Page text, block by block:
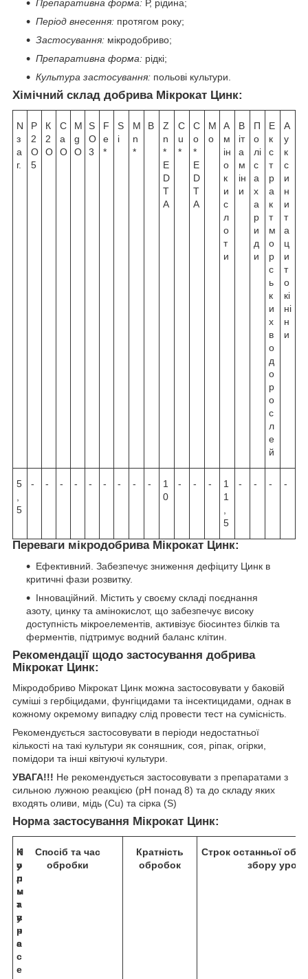
Препаративна форма: Р, рідина;
Період внесення: протягом року;
Застосування: мікродобриво;
Препаративна форма: рідкі;
Культура застосування: польові культури.
Хімічний склад добрива Мікрокат Цинк:
N
з
а
г.
Р
2
О
5
К
2
О
C
a
O
M
g
O
S
О
3
F
e
*
S
i
M
n
*
B
Z
n
*
E
D
T
A
C
u
*
С
o
*
E
D
T
A
M
o
А
м
ін
о
к
и
с
л
о
т
и
В
іт
а
м
ін
и
П
о
лі
с
а
х
а
р
и
д
и
Е
к
с
т
р
а
к
т
м
о
р
с
ь
к
и
х
в
о
д
о
р
о
с
л
е
й
А
у
к
с
и
н
и
т
а
ц
и
т
о
кі
ні
н
и
5
5
- - - - - - - - -
1
0
- - -
1
1
5
- - - -
Переваги мікродобрива Мікрокат Цинк:
Ефективний. Забезпечує зниження дефіциту Цинк в
критичні фази розвитку.
Інноваційний. Містить у своєму складі поєднання
азоту, цинку та амінокислот, що забезпечує високу
доступність мікроелементів, активізує біосинтез білків та
ферментів, підтримує водний баланс клітин.
Рекомендації щодо застосування добрива
Мікрокат Цинк:
Мікродобриво Мікрокат Цинк можна застосовувати у баковій
суміші з гербіцидами, фунгіцидами та інсектицидами, однак в
кожному окремому випадку слід провести тест на сумісність.
Рекомендується застосовувати в періоди недостатньої
кількості на такі культури як соняшник, соя, ріпак, огірки,
помідори та інші квітуючі культури.
УВАГА!!! Не рекомендується застосовувати з препаратами з
сильною лужною реакцією (рН понад 8) та до складу яких
входять оливи, мідь (Cu) та сіркa (S)
Норма застосування Мікрокат Цинк:
К
у
л
ь
т
у
р
а
Н
о
р
м
а
в
н
е
с
е
Спосіб та час
обробки
Кратність
обробок
Строк останньої
збору